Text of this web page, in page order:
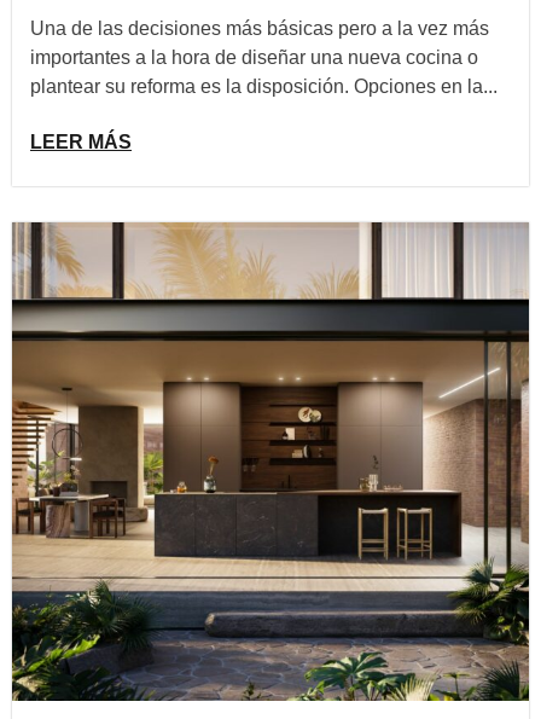
Una de las decisiones más básicas pero a la vez más
importantes a la hora de diseñar una nueva cocina o
plantear su reforma es la disposición. Opciones en la...
LEER MÁS